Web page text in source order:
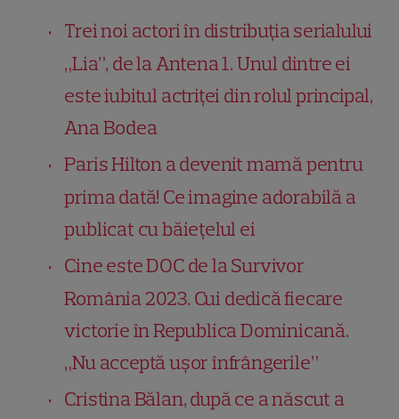
Trei noi actori în distribuția serialului
„Lia”, de la Antena 1. Unul dintre ei
este iubitul actriței din rolul principal,
Ana Bodea
Paris Hilton a devenit mamă pentru
prima dată! Ce imagine adorabilă a
publicat cu băiețelul ei
Cine este DOC de la Survivor
România 2023. Cui dedică fiecare
victorie în Republica Dominicană.
„Nu acceptă ușor înfrângerile”
Cristina Bălan, după ce a născut a